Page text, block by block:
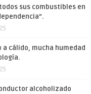
sus combustibles en
cálido, mucha humedad
alcoholizado